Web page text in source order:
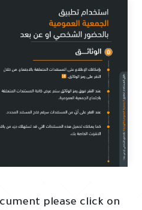
please click on